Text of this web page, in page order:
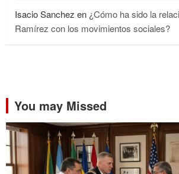
Isacio Sanchez en ¿Cómo ha sido la
Ramírez con los movimientos sociales?
You may Missed